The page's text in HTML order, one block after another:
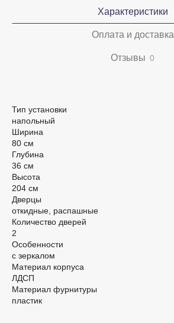
Характеристики
Оплата и доставка
Отзывы 0
Тип установки
напольный
Ширина
80 см
Глубина
36 см
Высота
204 см
Дверцы
откидные, распашные
Количество дверей
2
Особенности
с зеркалом
Материал корпуса
ЛДСП
Материал фурнитуры
пластик